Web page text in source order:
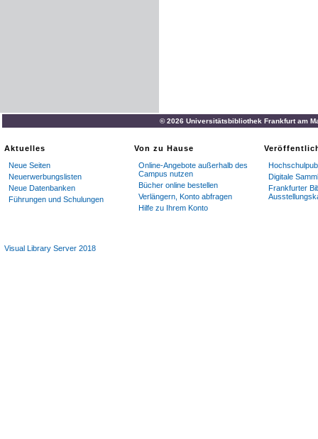
© 2026 Universitätsbibliothek Frankfurt am
Aktuelles
Neue Seiten
Neuerwerbungslisten
Neue Datenbanken
Führungen und Schulungen
Von zu Hause
Online-Angebote außerhalb des
Campus nutzen
Bücher online bestellen
Verlängern, Konto abfragen
Hilfe zu Ihrem Konto
Digitale
Frankfurter
Visual Library Server 2018